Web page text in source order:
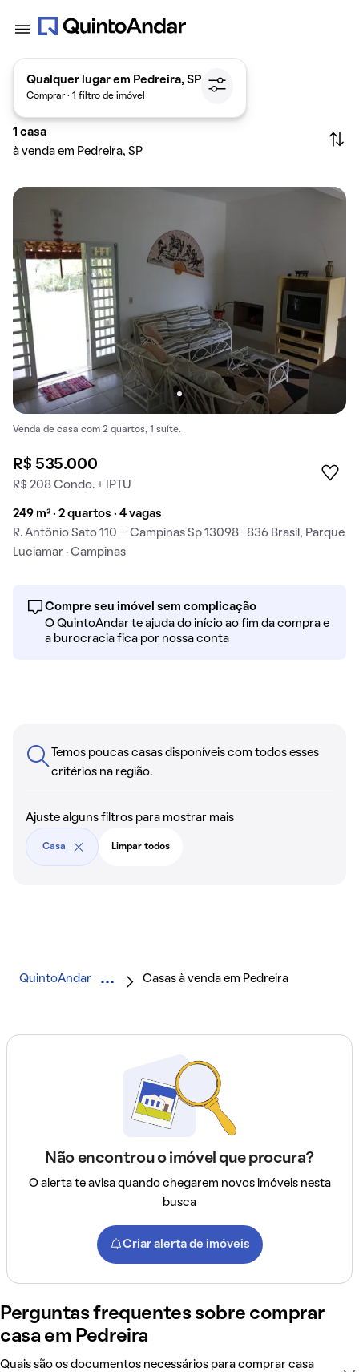
Qualquer lugar em Pedreira, SP
Comprar · 1 filtro de imóvel
1 casa
à venda em Pedreira, SP
Venda de casa com 2 quartos, 1 suíte.
R$ 535.000
R$ 208 Condo. + IPTU
249 m² · 2 quartos · 4 vagas
R. Antônio Sato 110 - Campinas Sp 13098-836 Brasil, Parque
Luciamar · Campinas
Compre seu imóvel sem complicação
O QuintoAndar te ajuda do início ao fim da compra e
a burocracia fica por nossa conta
Temos poucas casas disponíveis com todos esses
critérios na região.
Ajuste alguns filtros para mostrar mais
Casa Limpar todos
QuintoAndar Casas à venda em Pedreira
Não encontrou o imóvel que procura?
O alerta te avisa quando chegarem novos imóveis nesta
busca
Criar alerta de imóveis
Perguntas frequentes sobre comprar
casa em Pedreira
Quais são os documentos necessários para comprar casa